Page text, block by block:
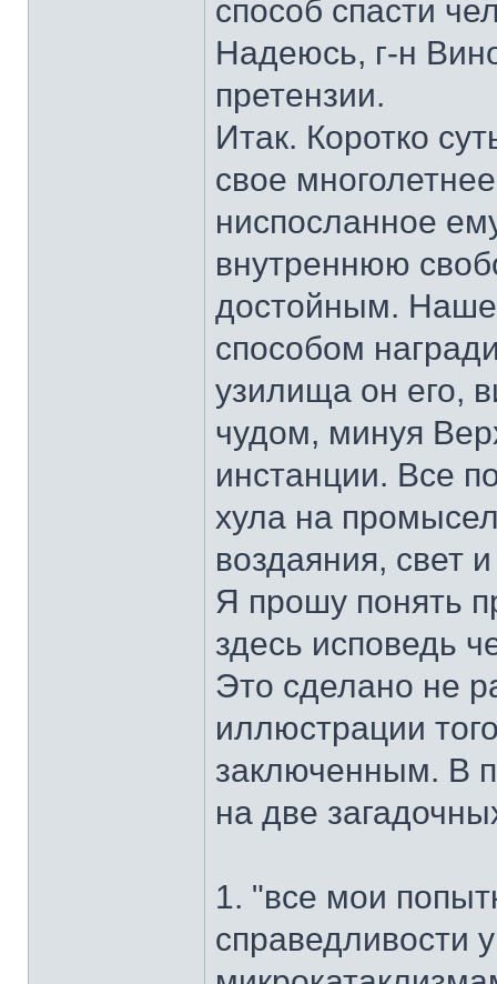
способ спасти
Надеюсь, г-н
претензии.
Итак. Коротко
свое
ниспосланное
внутреннюю
достойным.
способом
узилища он его,
чудом, минуя
инстанции. Все
хула на
воздаяния, свет
Я прошу понять
здесь исповедь
Это сделано не
иллюстрации
заключенным. В
на две
1. "все мои
справедливости